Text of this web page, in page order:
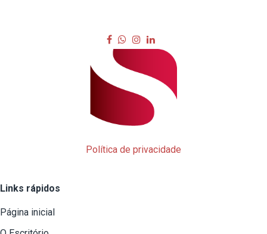
Política de privacidade
Links rápidos
Página inicial